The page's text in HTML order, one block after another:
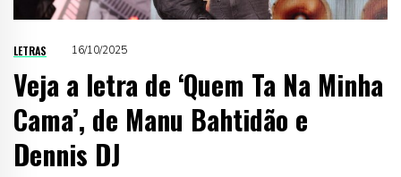
LETRAS 16/10/2025
Veja a letra de ‘Quem Ta Na Minha
Cama’, de Manu Bahtidão e
Dennis DJ